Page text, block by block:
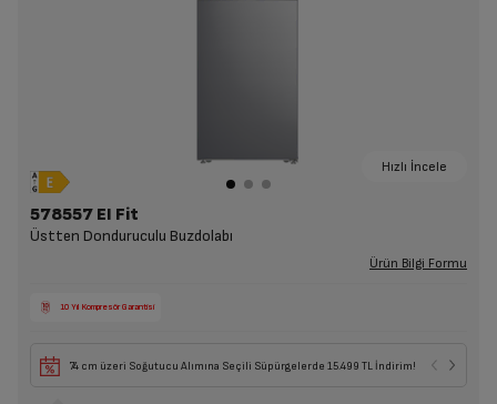
Hızlı İncele
578557 EI Fit
Üstten Donduruculu Buzdolabı
Ürün Bilgi Formu
10 Yıl Kompresör Garantisi
74 cm üzeri Soğutucu Alımına Seçili Süpürgelerde 15.499 TL İndirim!